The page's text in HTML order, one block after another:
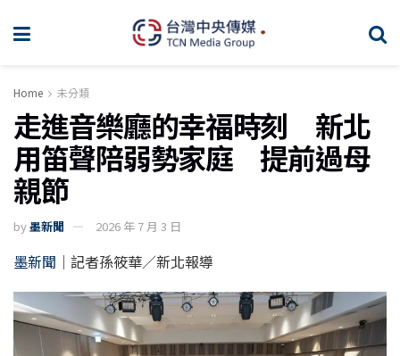
Home 未分類
走進音樂廳的幸福時刻 新北
用笛聲陪弱勢家庭 提前過母
親節
by墨新聞 2026 年 7 月 3 日
墨新聞 ｜記者孫筱華／新北報導